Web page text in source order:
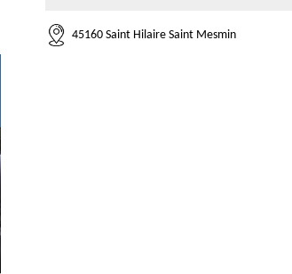
45160 Saint Hilaire Saint Mesmin